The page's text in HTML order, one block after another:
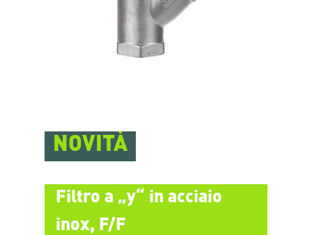
NOVITÀ
Filtro a „y“ in acciaio
inox, F/F